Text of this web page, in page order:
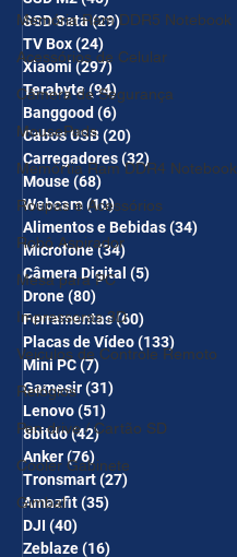
Memória Ram DDR5 Notebook
Acessórios de Celular
Câmera de Segurança
MousePads
Memórtia Ram DDR4 Notebook
Roupas e Acessórios
Robô Aspirador
Mesa para PC
Impressoras 3D
Veículos de Controle Remoto
Relógios
Pen drive / Cartão SD
Cooler Gabinete
Gimbal
SSD Sata(29)29 posts
TV Box(24)
Xiaomi (297) 297 posts
Terabyte(94)94 posts
Banggood (6)
Cabos USB(20)
Carregadores(32)32 posts
Mouse(68)
Webcam(10)10 posts
Alimentos e Bebidas(34)
Microfone(34)
Câmera Digital (5)
Drone(80)
Ferramentas(60)
Placas de Vídeo(133)
Mini PC(7)7 posts
Gamesir(31)
Lenovo(51)
8bitdo(42)42 posts
Anker(76)76 posts
Tronsmart(27)
Amazfit(35)
DJI (40)
Zeblaze(16)